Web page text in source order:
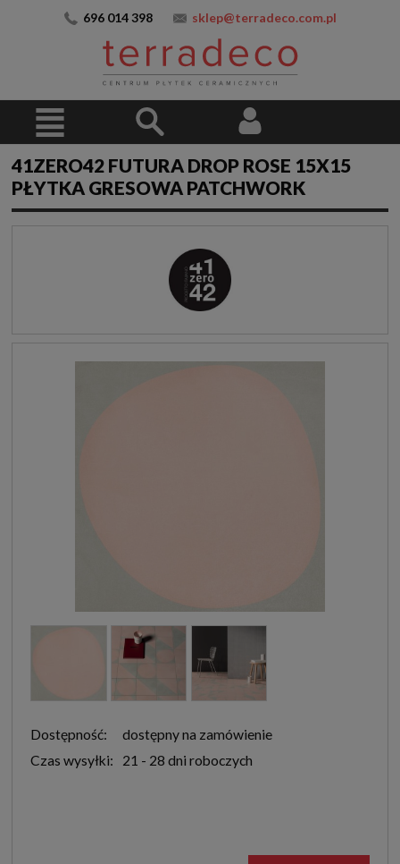
696 014 398 sklep@terradeco.com.pl
41ZERO42 FUTURA DROP ROSE 15X15
PŁYTKA GRESOWA PATCHWORK
Dostępność:
dostępny na zamówienie
Czas wysyłki:
21 - 28 dni roboczych